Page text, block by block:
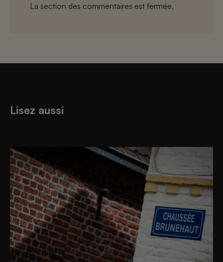
La section des commentaires est fermée.
Lisez aussi